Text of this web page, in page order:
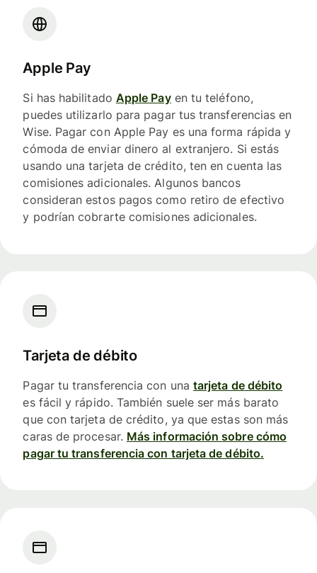
Apple Pay
Si has habilitado Apple Payen tu teléfono,
puedes utilizarlo para pagar tus transferencias en
Wise. Pagar con Apple Pay es una forma rápida y
cómoda de enviar dinero al extranjero. Si estás
usando una tarjeta de crédito, ten en cuenta las
comisiones adicionales. Algunos bancos
consideran estos pagos como retiro de efectivo
y podrían cobrarte comisiones adicionales.
Tarjeta de débito
Pagar tu transferencia con una tarjeta de débito
es fácil y rápido. También suele ser más barato
que con tarjeta de crédito, ya que estas son más
caras de procesar. Más información sobre cómo
pagar tu transferencia con tarjeta de débito.